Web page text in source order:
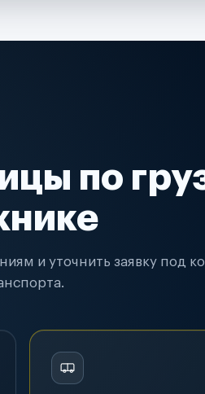
по
и уточнить заявку под